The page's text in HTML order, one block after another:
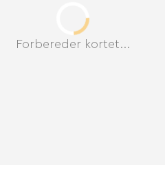
Forbereder kortet...